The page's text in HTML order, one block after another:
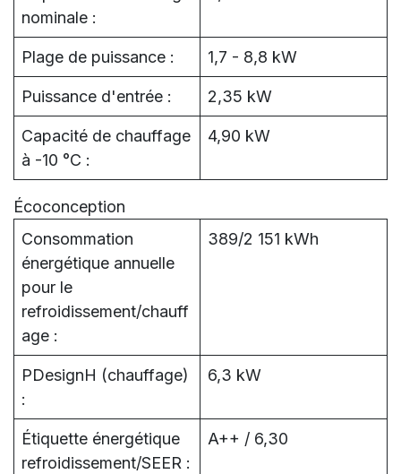
nominale :
Plage de puissance : 1,7 - 8,8 kW
Puissance d'entrée : 2,35 kW
Capacité de chauffage
à -10 °C :
4,90 kW
Écoconception
Consommation
énergétique annuelle
pour le
refroidissement/chauff
age :
389/2 151 kWh
PDesignH (chauffage)
:
6,3 kW
Étiquette énergétique
refroidissement/SEER :
A++ / 6,30